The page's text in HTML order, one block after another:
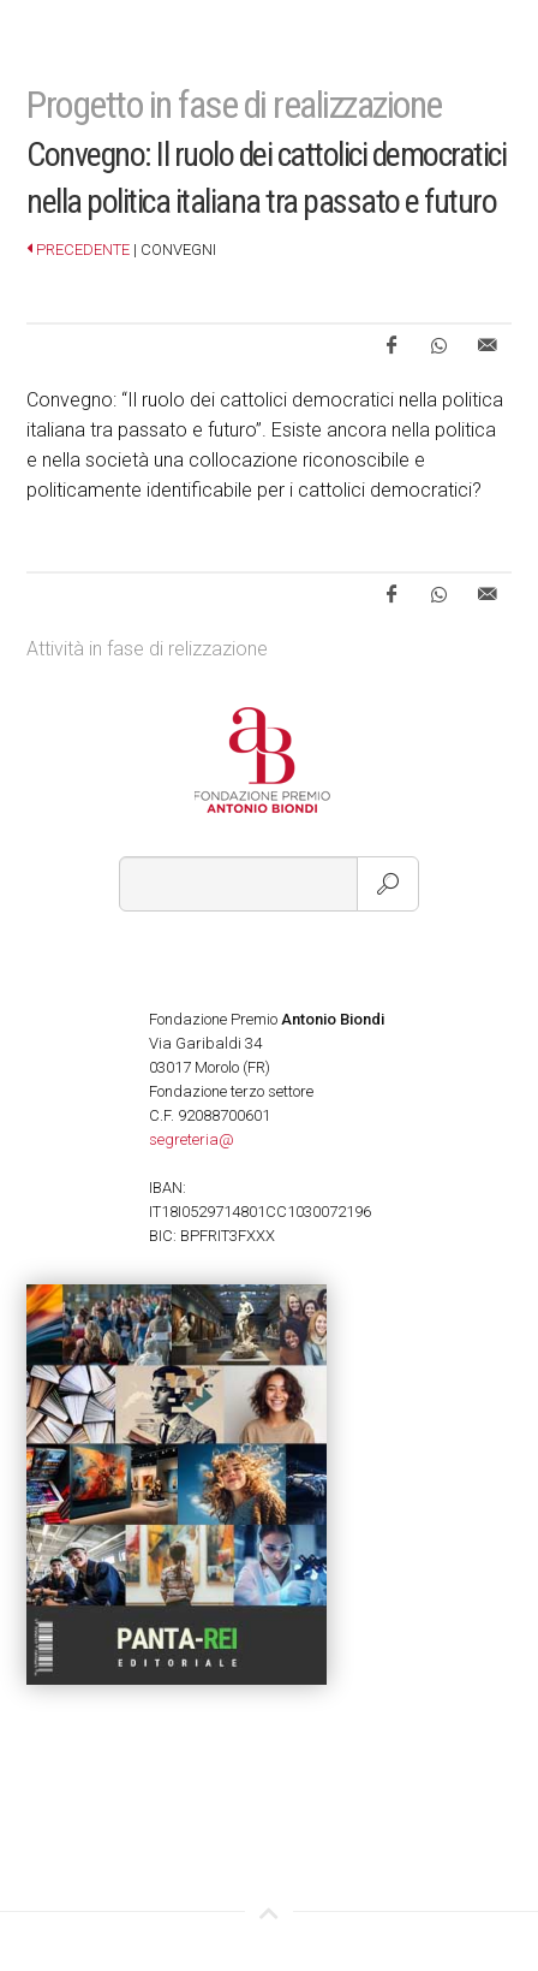
Progetto in fase di realizzazione
Convegno: Il ruolo dei cattolici democratici
nella politica italiana tra passato e futuro
PRECEDENTE | CONVEGNI
Convegno: “Il ruolo dei cattolici democratici nella politica
italiana tra passato e futuro”. Esiste ancora nella politica
e nella società una collocazione riconoscibile e
politicamente identificabile per i cattolici democratici?
Attività in fase di relizzazione
Fondazione PremioAntonio Biondi
Via Garibaldi 34
03017 Morolo (FR)
Fondazione terzo settore
C.F. 92088700601
segreteria@
IBAN:
IT18I0529714801CC1030072196
BIC: BPFRIT3FXXX